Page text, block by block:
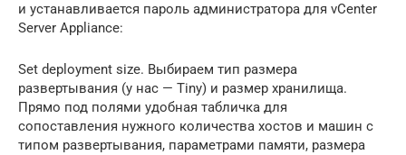
и устанавливается пароль администратора для vCenter
Server Appliance:
Set deployment size. Выбираем тип размера
развертывания (у нас — Tiny) и размер хранилища.
Прямо под полями удобная табличка для
сопоставления нужного количества хостов и машин с
типом развертывания, параметрами памяти, размера